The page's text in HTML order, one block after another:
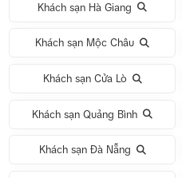
Khách sạn Hà Giang
Khách sạn Mộc Châu
Khách sạn Cửa Lò
Khách sạn Quảng Bình
Khách sạn Đà Nẵng